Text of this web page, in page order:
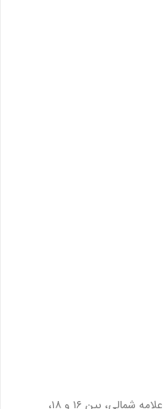
تهران، سعادت آباد، خیابان علامه شمالی، بین ۱۶ و ۱۸،